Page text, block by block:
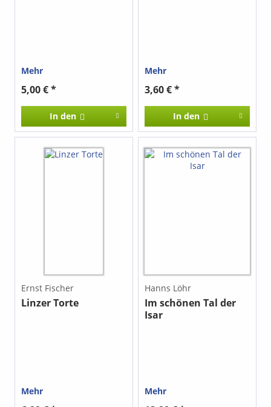
Mehr
5,00 € *
In den
Mehr
3,60 € *
In den
Ernst Fischer
Linzer Torte
Mehr
Hanns Löhr
Im schönen Tal der
Isar
Mehr